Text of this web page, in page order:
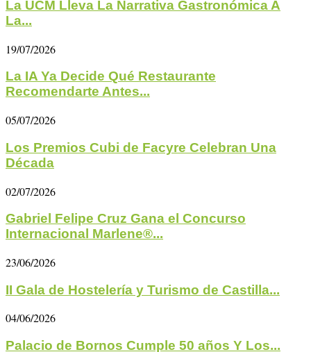
La UCM Lleva La Narrativa Gastronómica A
La...
19/07/2026
La IA Ya Decide Qué Restaurante
Recomendarte Antes...
05/07/2026
Los Premios Cubi de Facyre Celebran Una
Década
02/07/2026
Gabriel Felipe Cruz Gana el Concurso
Internacional Marlene®...
23/06/2026
II Gala de Hostelería y Turismo de Castilla...
04/06/2026
Palacio de Bornos Cumple 50 años Y Los...